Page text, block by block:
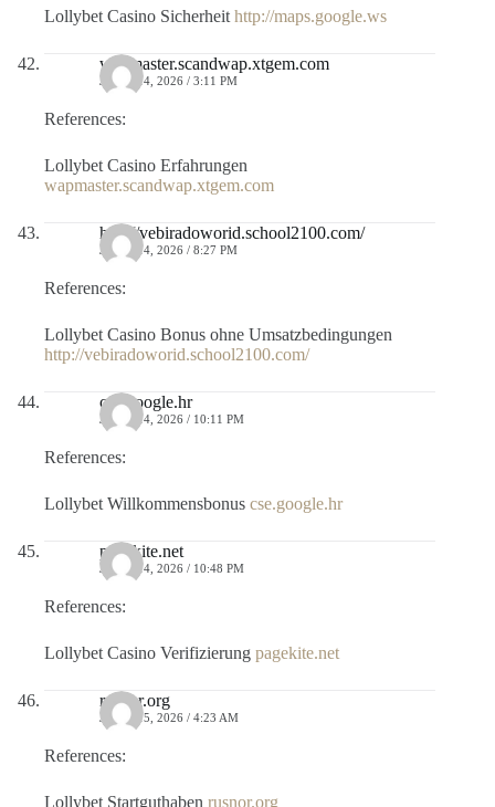
Lollybet Casino Sicherheit http://maps.google.ws
wapmaster.scandwap.xtgem.com
JULIO 14, 2026 / 3:11 PM
References:
Lollybet Casino Erfahrungen
wapmaster.scandwap.xtgem.com
http://vebiradoworid.school2100.com/
JULIO 14, 2026 / 8:27 PM
References:
Lollybet Casino Bonus ohne Umsatzbedingungen
http://vebiradoworid.school2100.com/
cse.google.hr
JULIO 14, 2026 / 10:11 PM
References:
Lollybet Willkommensbonus cse.google.hr
pagekite.net
JULIO 14, 2026 / 10:48 PM
References:
Lollybet Casino Verifizierung pagekite.net
rusnor.org
JULIO 15, 2026 / 4:23 AM
References:
Lollybet Startguthaben rusnor.org